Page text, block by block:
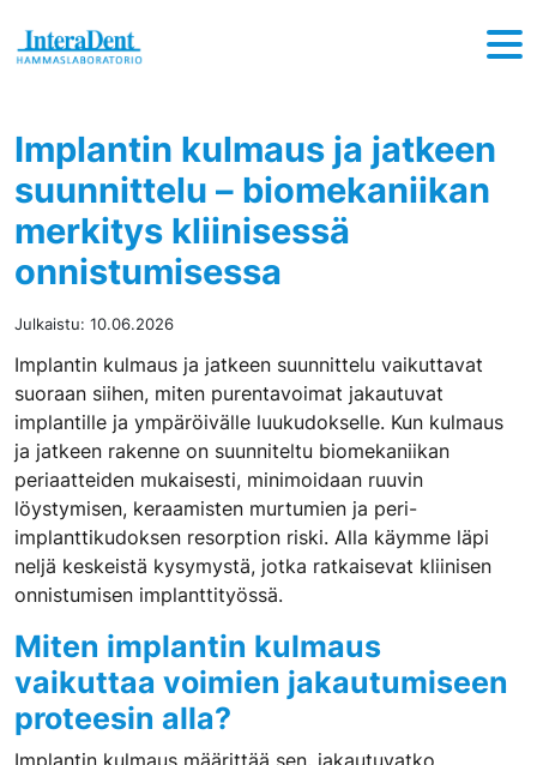
Implantin kulmaus ja jatkeen
suunnittelu – biomekaniikan
merkitys kliinisessä
onnistumisessa
Julkaistu: 10.06.2026
Implantin kulmaus ja jatkeen suunnittelu vaikuttavat
suoraan siihen, miten purentavoimat jakautuvat
implantille ja ympäröivälle luukudokselle. Kun kulmaus
ja jatkeen rakenne on suunniteltu biomekaniikan
periaatteiden mukaisesti, minimoidaan ruuvin
löystymisen, keraamisten murtumien ja peri-
implanttikudoksen resorption riski. Alla käymme läpi
neljä keskeistä kysymystä, jotka ratkaisevat kliinisen
onnistumisen implanttityössä.
Miten implantin kulmaus
vaikuttaa voimien jakautumiseen
proteesin alla?
Implantin kulmaus määrittää sen, jakautuvatko